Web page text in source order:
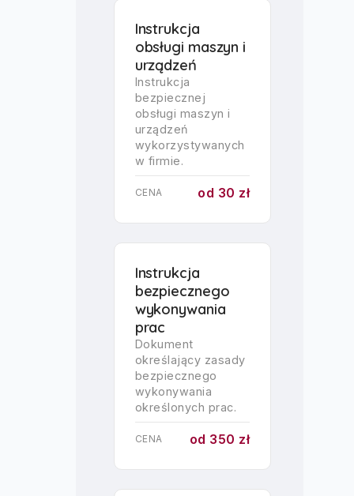
Instrukcja
obsługi maszyn i
urządzeń
Instrukcja
bezpiecznej
obsługi maszyn i
urządzeń
wykorzystywanych
w firmie.
CENA od 30 zł
Instrukcja
bezpiecznego
wykonywania
prac
Dokument
określający zasady
bezpiecznego
wykonywania
określonych prac.
CENA od 350 zł